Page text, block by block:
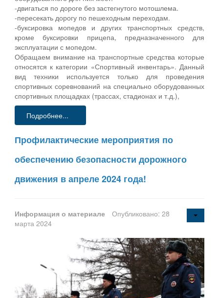
-двигаться по дороге без застегнутого мотошлема.
-пересекать дорогу по пешеходным переходам.
-буксировка мопедов и других транспортных средств,
кроме буксировки прицепа, предназначенного для
эксплуатации с мопедом.
Обращаем внимание на транспортные средства которые
относятся к категории «Спортивный инвентарь». Данный
вид техники используется только для проведения
спортивных соревнований на специально оборудованных
спортивных площадках (трассах, стадионах и т.д.),
Подробнее...
Профилактические мероприятия по
обеспечению безопасности дорожного
движения в апреле 2024 года!
Информация о материале
Опубликовано: 28
марта 2024